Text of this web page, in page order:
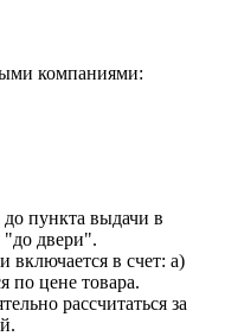
компаниями:
пункта выдачи в
"до двери".
включается в счет: а)
по цене товара.
рассчитаться за